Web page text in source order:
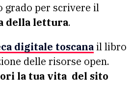
grado per scrivere il
della lettura.
digitale toscanail libro
delle risorse open.
la tua vita del sito